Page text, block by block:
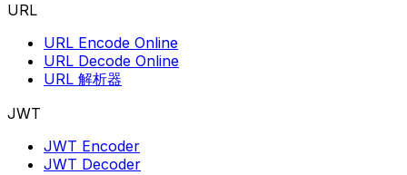
URL
URL Encode Online
URL Decode Online
URL 解析器
JWT
JWT Encoder
JWT Decoder